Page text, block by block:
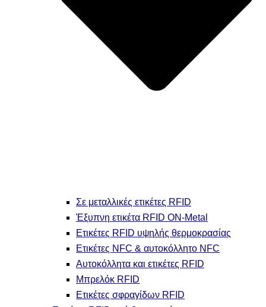
Σε μεταλλικές ετικέτες RFID
Έξυπνη ετικέτα RFID ON-Metal
Ετικέτες RFID υψηλής θερμοκρασίας
Ετικέτες NFC & αυτοκόλλητο NFC
Αυτοκόλλητα και ετικέτες RFID
Μπρελόκ RFID
Ετικέτες σφραγίδων RFID